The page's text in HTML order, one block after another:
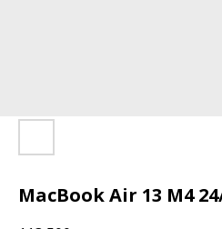
MacBook Air 13 M4